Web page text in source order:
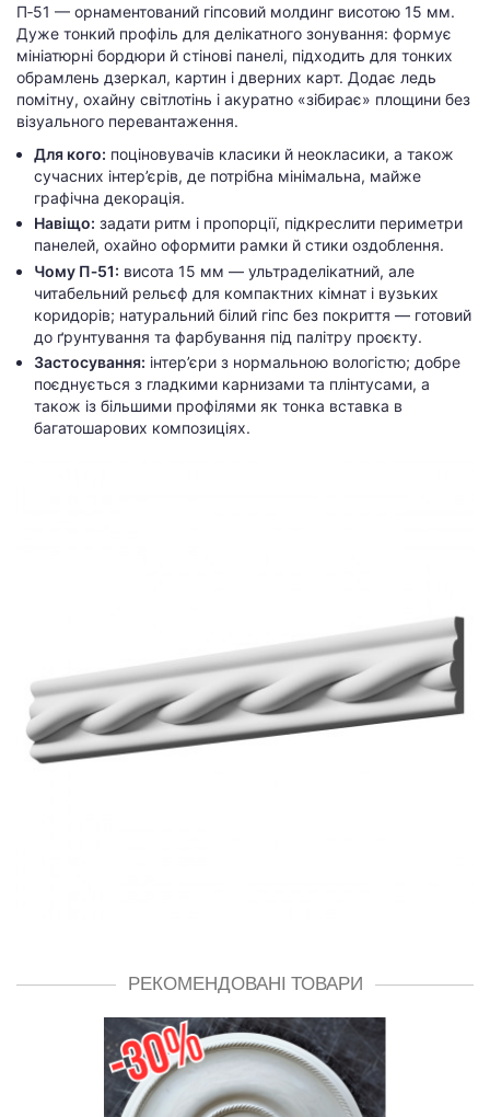
П‑51 — орнаментований гіпсовий молдинг висотою 15 мм.
Дуже тонкий профіль для делікатного зонування: формує
мініатюрні бордюри й стінові панелі, підходить для тонких
обрамлень дзеркал, картин і дверних карт. Додає ледь
помітну, охайну світлотінь і акуратно «зібирає» площини без
візуального перевантаження.
Для кого: поціновувачів класики й неокласики, а також
сучасних інтер’єрів, де потрібна мінімальна, майже
графічна декорація.
Навіщо: задати ритм і пропорції, підкреслити периметри
панелей, охайно оформити рамки й стики оздоблення.
Чому П‑51: висота 15 мм — ультраделікатний, але
читабельний рельєф для компактних кімнат і вузьких
коридорів; натуральний білий гіпс без покриття — готовий
до ґрунтування та фарбування під палітру проєкту.
Застосування: інтер’єри з нормальною вологістю; добре
поєднується з гладкими карнизами та плінтусами, а
також із більшими профілями як тонка вставка в
багатошарових композиціях.
РЕКОМЕНДОВАНІ ТОВАРИ